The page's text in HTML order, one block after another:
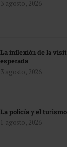
3 agosto, 2026
La inflexión de la
esperada
3 agosto, 2026
La policía y el turismo
1 agosto, 2026